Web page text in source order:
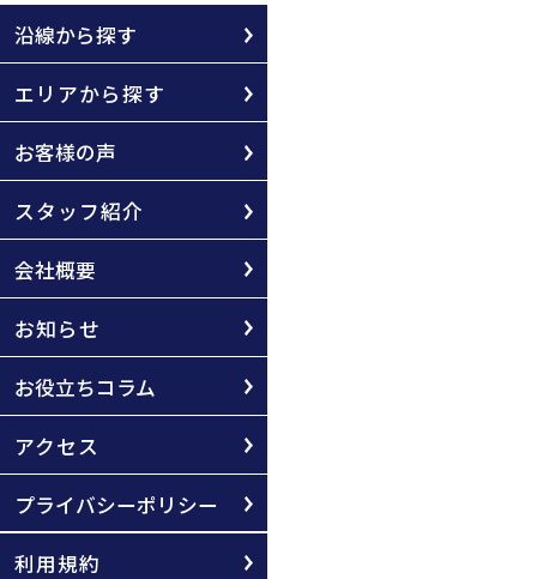
沿線から探す
エリアから探す
お客様の声
スタッフ紹介
会社概要
お知らせ
お役立ちコラム
アクセス
プライバシーポリシー
利用規約